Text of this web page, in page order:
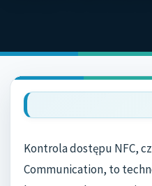
Kontrola dostępu NFC,
Communication, to